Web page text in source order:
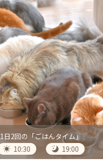
1日2回の「ごはんタイム」
10:30
19:00